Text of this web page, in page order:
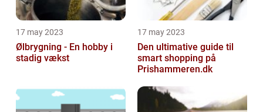
17 may 2023
Ølbrygning - En hobby i
stadig vækst
17 may 2023
Den ultimative guide til
smart shopping på
Prishammeren.dk